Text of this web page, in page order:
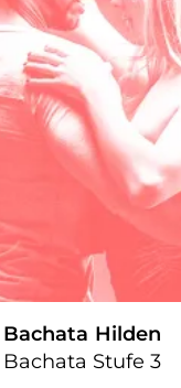
Bachata Hilden
Bachata Stufe 3